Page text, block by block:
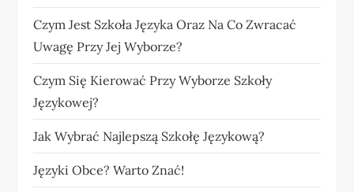
Czym Jest Szkoła Języka Oraz Na Co Zwracać
Uwagę Przy Jej Wyborze?
Czym Się Kierować Przy Wyborze Szkoły
Językowej?
Jak Wybrać Najlepszą Szkołę Językową?
Języki Obce? Warto Znać!